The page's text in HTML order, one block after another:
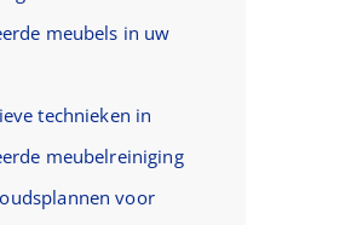
meubels in uw
technieken in
meubelreiniging
voor